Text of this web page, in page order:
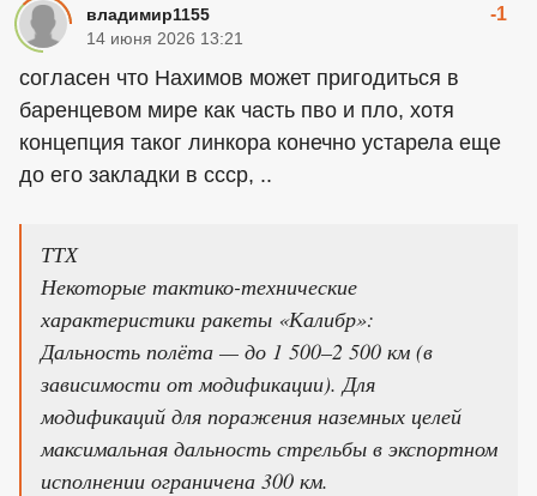
владимир1155 -1
14 июня 2026 13:21
согласен что Нахимов может пригодиться в
баренцевом мире как часть пво и пло, хотя
концепция таког линкора конечно устарела еще
до его закладки в ссср, ..
ТТХ
Некоторые тактико-технические
характеристики ракеты «Калибр»:
Дальность полёта — до 1 500–2 500 км (в
зависимости от модификации). Для
модификаций для поражения наземных целей
максимальная дальность стрельбы в экспортном
исполнении ограничена 300 км.